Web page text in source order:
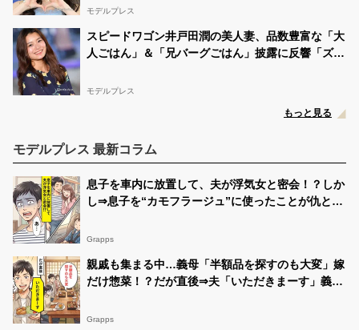
モデルプレス
スピードワゴン井戸田潤の美人妻、品数豊富な「大
人ごはん」＆「兄バーグごはん」披露に反響「ズラ
モデルプレス
もっと見る
モデルプレス 最新コラム
息子を車内に放置して、夫が浮気女と密会！？しか
し⇒息子を“カモフラージュ”に使ったことが仇とな
Grapps
親戚も集まる中…義母「半額品を探すのも大変」嫁
だけ惣菜！？だが直後⇒夫「いただきまーす」義母
Grapps